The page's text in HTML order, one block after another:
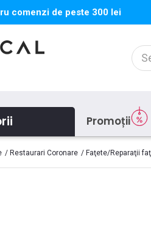
comenzi de peste 300 lei
Promoții
Restaurari Coronare Faţete/Reparaţii